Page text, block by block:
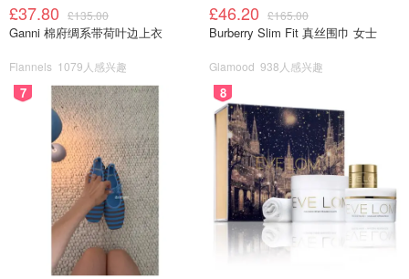
£37.80 £135.00
Ganni 棉府绸系带荷叶边上衣
Flannels 1079人感兴趣
£46.20 £165.00
Burberry Slim Fit 真丝围巾 女士
Glamood 938人感兴趣
7 8